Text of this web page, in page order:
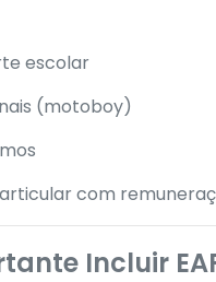
escolar
(motoboy)
com
Incluir